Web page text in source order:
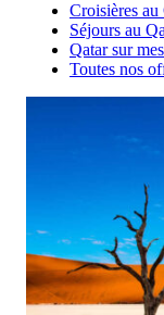
Croisières au
Séjours au
Qatar sur
Toutes nos